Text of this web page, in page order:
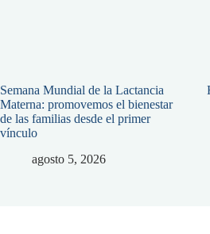
Semana Mundial de la Lactancia
Materna: promovemos el bienestar
de las familias desde el primer
vínculo
agosto 5, 2026